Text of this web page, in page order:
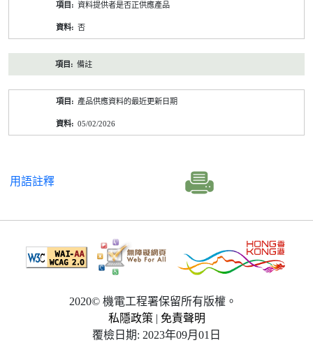
資料提供者是否正供應產品
否
備註
產品供應資料的最近更新日期
05/02/2026
用語註釋
2020© 機電工程署保留所有版權。
私隱政策 | 免責聲明
覆檢日期: 2023年09月01日